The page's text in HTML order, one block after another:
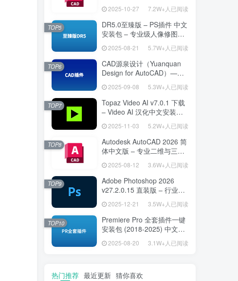
2025-10-27 7.2W+人已阅读
DR5.0至臻版 – PS插件 中文
安装包 – 专业级人像修图工
2025-08-21 5.7W+人已阅读
TOP5
CAD源泉设计（Yuanquan
Design for AutoCAD）——
高效绘图利器
2025-09-08 5.3W+人已阅读
TOP6
Topaz Video AI v7.0.1 下载
– Video AI 汉化中文安装版
2025-11-03 5.2W+人已阅读
TOP7
Autodesk AutoCAD 2026 简
体中文版 – 专业二维与三维
2025-08-12 3.6W+人已阅读
TOP8
Adobe Photoshop 2026
v27.2.0.15 直装版 – 行业标
2025-12-21 3.5W+人已阅读
TOP9
Premiere Pro 全套插件一键
安装包 (2018-2025) 中文安
率的专业工具
2025-08-20 3.1W+人已阅读
TOP10
热门推荐 最近更新 猜你喜欢